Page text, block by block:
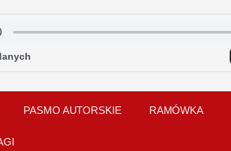
PASMO AUTORSKIE RAMÓWKA